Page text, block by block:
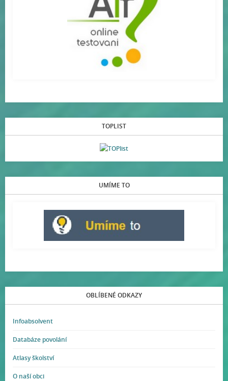
TOPLIST
UMÍME TO
OBLÍBENÉ ODKAZY
Infoabsolvent
Databáze povolání
Atlasy školství
O naší obci